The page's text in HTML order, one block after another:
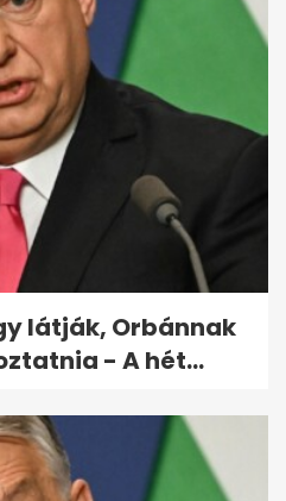
kert állapotáról, ha
Hasznos tudnivalók
látják, Orbánnak
- A hét...